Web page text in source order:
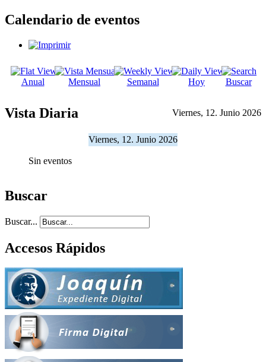
Calendario de eventos
Anual Mensual Semanal Hoy Buscar
Vista Diaria Viernes, 12. Junio 2026
Viernes, 12. Junio 2026
Sin eventos
Buscar
Buscar...
Accesos Rápidos